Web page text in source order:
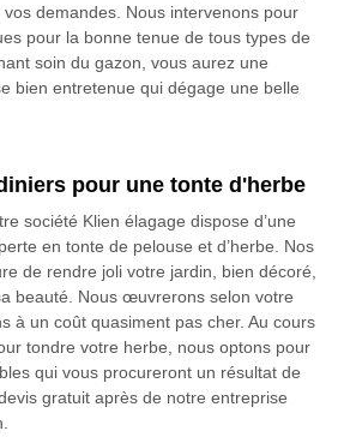
demandes. Nous intervenons pour
pour la bonne tenue de tous types de
soin du gazon, vous aurez une
bien entretenue qui dégage une belle
pour une tonte d'herbe
société Klien élagage dispose d’une
en tonte de pelouse et d’herbe. Nos
de rendre joli votre jardin, bien décoré,
beauté. Nous œuvrerons selon votre
à un coût quasiment pas cher. Au cours
tondre votre herbe, nous optons pour
qui vous procureront un résultat de
gratuit après de notre entreprise